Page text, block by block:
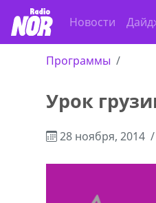
Новости
Программы
Урок
28 ноября, 2014